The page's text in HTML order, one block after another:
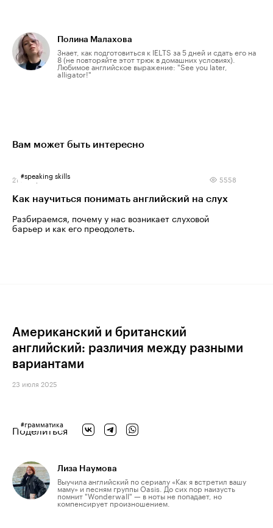
Полина Малахова
Знает, как подготовиться к IELTS за 5 дней и сдать его на
8 (не повторяйте этот трюк в домашних условиях).
Любимое английское выражение: "See you later,
alligator!"
Вам может быть интересно
#speaking skills
21 января 2026 5558
Как научиться понимать английский на слух
Разбираемся, почему у нас возникает слуховой
барьер и как его преодолеть.
Американский и британский
английский: различия между разными
вариантами
23 июля 2025
#грамматика
Поделиться
Лиза Наумова
Выучила английский по сериалу «Как я встретил вашу
маму» и песням группы Oasis. До сих пор наизусть
помнит "Wonderwall" — в ноты не попадает, но
компенсирует произношением.